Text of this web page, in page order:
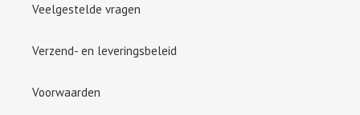
Veelgestelde vragen
Verzend- en leveringsbeleid
Voorwaarden